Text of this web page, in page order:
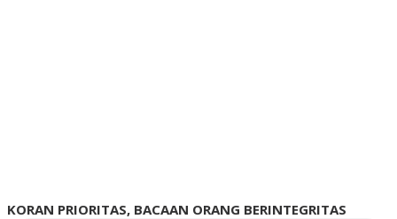
KORAN PRIORITAS, BACAAN ORANG BERINTEGRITAS